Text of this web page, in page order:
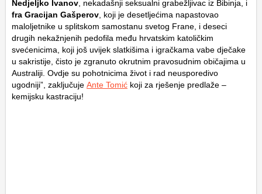
Nedjeljko Ivanov , nekadašnji seksualni grabežljivac iz Bibinja, i
fra Gracijan Gašperov , koji je desetljećima napastovao
maloljetnike u splitskom samostanu svetog Frane, i deseci
drugih nekažnjenih pedofila među hrvatskim katoličkim
svećenicima, koji još uvijek slatkišima i igračkama vabe dječake
u sakristije, čisto je zgranuto okrutnim pravosudnim običajima u
Australiji. Ovdje su pohotnicima život i rad neusporedivo
ugodniji”, zaključuje Ante Tomić koji za rješenje predlaže –
kemijsku kastraciju!